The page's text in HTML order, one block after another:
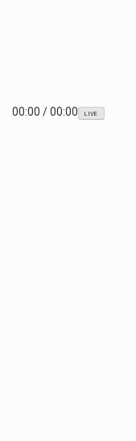
00:00 /00:00 LIVE